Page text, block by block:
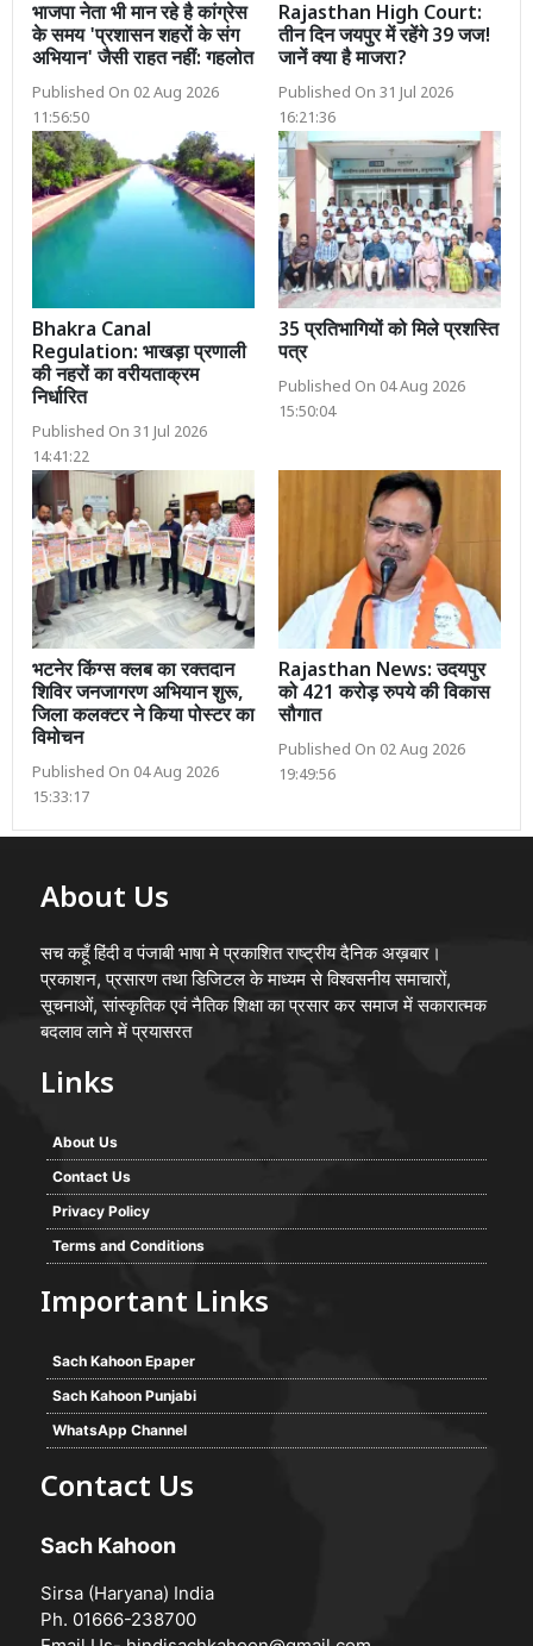
भाजपा नेता भी मान रहे है कांग्रेस
के समय 'प्रशासन शहरों के संग
अभियान' जैसी राहत नहीं: गहलोत
Published On 02 Aug 2026
11:56:50
Rajasthan High Court:
तीन दिन जयपुर में रहेंगे 39 जज!
जानें क्या है माजरा?
Published On 31 Jul 2026
16:21:36
Bhakra Canal
Regulation: भाखड़ा प्रणाली
की नहरों का वरीयताक्रम
निर्धारित
Published On 31 Jul 2026
14:41:22
35 प्रतिभागियों को मिले प्रशस्ति
पत्र
Published On 04 Aug 2026
15:50:04
भटनेर किंग्स क्लब का रक्तदान
शिविर जनजागरण अभियान शुरू,
जिला कलक्टर ने किया पोस्टर का
विमोचन
Published On 04 Aug 2026
15:33:17
Rajasthan News: उदयपुर
को 421 करोड़ रुपये की विकास
सौगात
Published On 02 Aug 2026
19:49:56
About Us
सच कहूँ हिंदी व पंजाबी भाषा मे प्रकाशित राष्ट्रीय दैनिक अख़बार।
प्रकाशन, प्रसारण तथा डिजिटल के माध्यम से विश्वसनीय समाचारों,
सूचनाओं, सांस्कृतिक एवं नैतिक शिक्षा का प्रसार कर समाज में सकारात्मक
बदलाव लाने में प्रयासरत
Links
About Us
Contact Us
Privacy Policy
Terms and Conditions
Important Links
Sach Kahoon Epaper
Sach Kahoon Punjabi
WhatsApp Channel
Contact Us
Sach Kahoon
Sirsa (Haryana) India
Ph. 01666-238700